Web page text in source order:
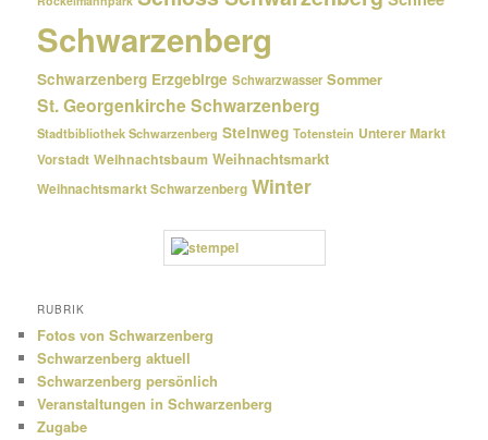
Schwarzenberg
Schwarzenberg Erzgebirge Schwarzwasser Sommer
St. Georgenkirche Schwarzenberg
Stadtbibliothek Schwarzenberg Steinweg Totenstein Unterer Markt
Vorstadt Weihnachtsbaum Weihnachtsmarkt
Weihnachtsmarkt Schwarzenberg Winter
RUBRIK
Fotos von Schwarzenberg
Schwarzenberg aktuell
Schwarzenberg persönlich
Veranstaltungen in Schwarzenberg
Zugabe